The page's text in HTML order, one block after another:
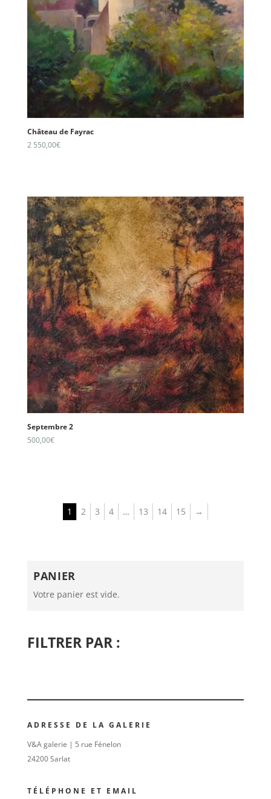
Château de Fayrac
2 550,00€
Septembre 2
500,00€
1 2 3 4 … 13 14 15 →
PANIER
Votre panier est vide.
FILTRER PAR :
ADRESSE DE LA GALERIE
V&A galerie | 5 rue Fénelon
24200 Sarlat
TÉLÉPHONE ET EMAIL